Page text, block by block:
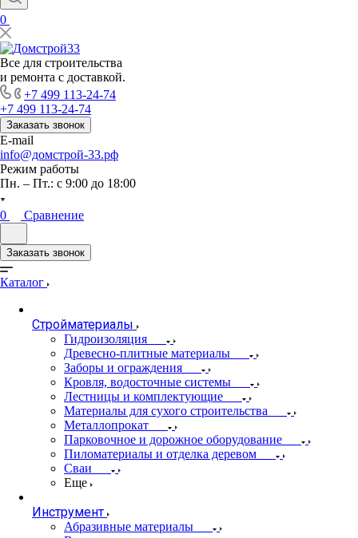
0
Все для строительства
и ремонта с доставкой.
+7 499 113-24-74
+7 499 113-24-74
Заказать звонок
E-mail
info@домстрой-33.рф
Режим работы
Пн. – Пт.: с 9:00 до 18:00
0 Сравнение
Заказать звонок
Каталог
Стройматериалы
Гидроизоляция
Древесно-плитные материалы
Заборы и ограждения
Кровля, водосточные системы
Лестницы и комплектующие
Материалы для сухого строительства
Металлопрокат
Парковочное и дорожное оборудование
Пиломатериалы и отделка деревом
Сваи
Еще
Инструмент
Абразивные материалы